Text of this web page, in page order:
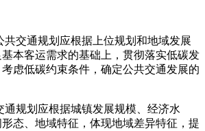
共交通规划应根据上位规划和地域发展
本客运需求的基础上，贯彻落实低碳发
虑低碳约束条件，确定公共交通发展的
通规划应根据城镇发展规模、经济水
态、地域特征，体现地域差异特征，提